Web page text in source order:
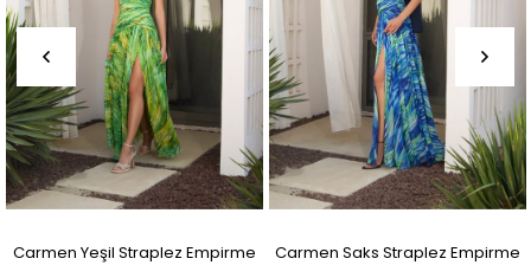
Carmen Yeşil Straplez Empirme Carmen Saks Straplez Empirme